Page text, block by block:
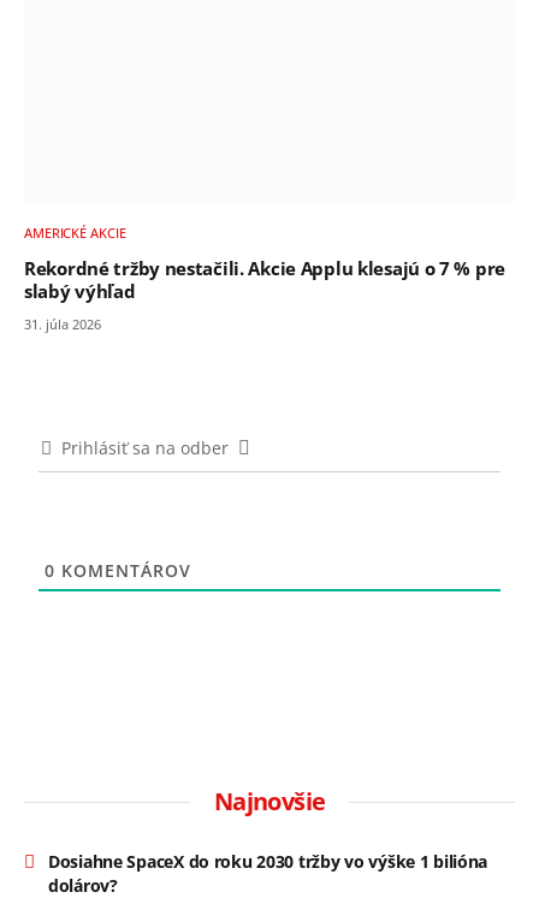
AMERICKÉ AKCIE
Rekordné tržby nestačili. Akcie Applu klesajú o 7 % pre
slabý výhľad
31. júla 2026
Prihlásiť sa na odber
0 KOMENTÁROV
Najnovšie
Dosiahne SpaceX do roku 2030 tržby vo výške 1 bilióna
dolárov?